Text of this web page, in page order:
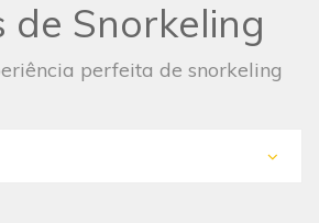
de Snorkeling
perfeita de snorkeling